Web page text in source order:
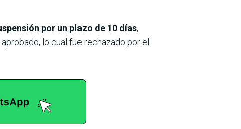
por un plazo de 10 días,
lo cual fue rechazado por el